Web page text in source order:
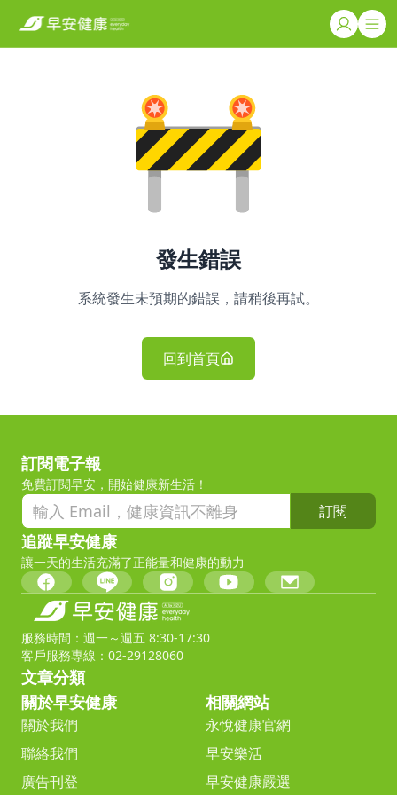
發生錯誤
系統發生未預期的錯誤，請稍後再試。
回到首頁
訂閱電子報
免費訂閱早安，開始健康新生活！
訂閱
追蹤早安健康
讓一天的生活充滿了正能量和健康的動力
服務時間：週一～週五 8:30-17:30
客戶服務專線：02-29128060
文章分類
關於早安健康
關於我們
聯絡我們
廣告刊登
相關網站
永悅健康官網
早安樂活
早安健康嚴選